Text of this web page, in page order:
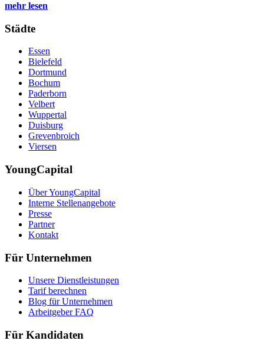
mehr lesen
Städte
Essen
Bielefeld
Dortmund
Bochum
Paderborn
Velbert
Wuppertal
Duisburg
Grevenbroich
Viersen
YoungCapital
Über YoungCapital
Interne Stellenangebote
Presse
Partner
Kontakt
Für Unternehmen
Unsere Dienstleistungen
Tarif berechnen
Blog für Unternehmen
Arbeitgeber FAQ
Für Kandidaten